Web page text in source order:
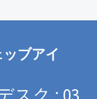
ブアイ